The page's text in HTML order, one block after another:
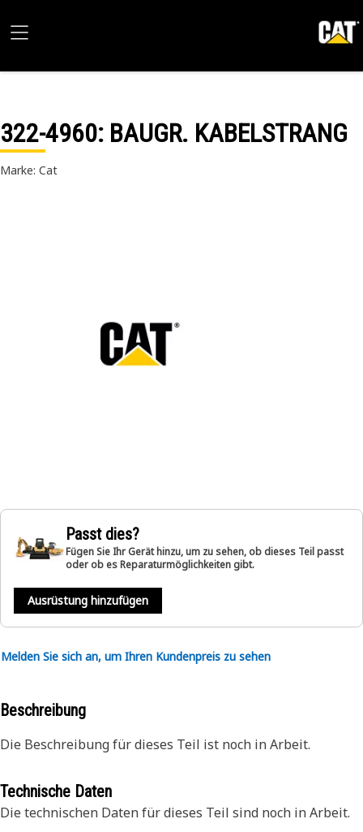
322-4960: BAUGR. KABELSTRANG
Marke: Cat
Passt dies?
Fügen Sie Ihr Gerät hinzu, um zu sehen, ob dieses Teil passt
oder ob es Reparaturmöglichkeiten gibt.
Ausrüstung hinzufügen
Melden Sie sich an, um Ihren Kundenpreis zu sehen
Beschreibung
Die Beschreibung für dieses Teil ist noch in Arbeit.
Technische Daten
Die technischen Daten für dieses Teil sind noch in Arbeit.